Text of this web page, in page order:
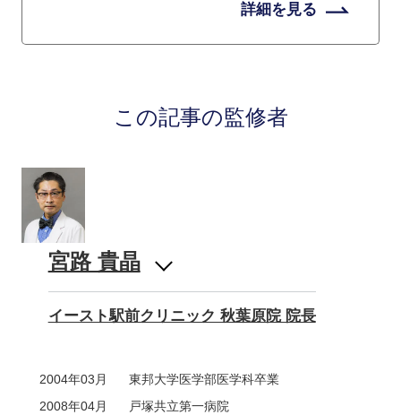
詳細を見る
この記事の監修者
宮路 貴晶
イースト駅前クリニック 秋葉原院 院長
2004年03月
東邦大学医学部医学科卒業
2008年04月
戸塚共立第一病院